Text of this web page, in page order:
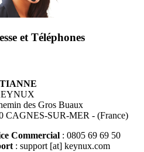
et Téléphones
des Gros Buaux
CAGNES-SUR-MER - (France)
Commercial : 0805 69 69 50
: support [at] keynux.com